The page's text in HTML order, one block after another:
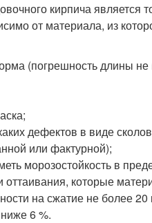
кирпича является
от материала, из
(погрешность длины
дефектов в виде
или фактурной);
морозостойкость в
оттаивания, которые
на сжатие не более 20
6 %.